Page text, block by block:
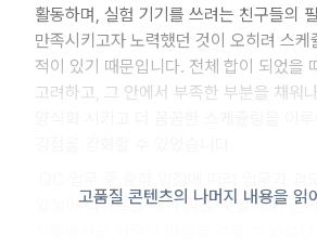
활동하며, 실험 기기를 쓰려는 친구들의
만족시키고자 노력했던 것이 오히려 스케
적이 있기 때문입니다. 전체 합이 되었을
고려하고, 그 안에서 부족한 부분을 채워
일정이 타이트할 때가 많을 것입니다. 언
고품질 콘텐츠의 나머지 내용을 읽